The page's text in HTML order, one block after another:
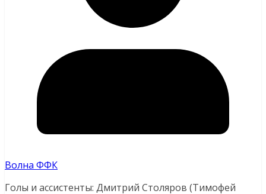
Волна ФФК
Голы и ассистенты: Дмитрий Столяров (Тимофей